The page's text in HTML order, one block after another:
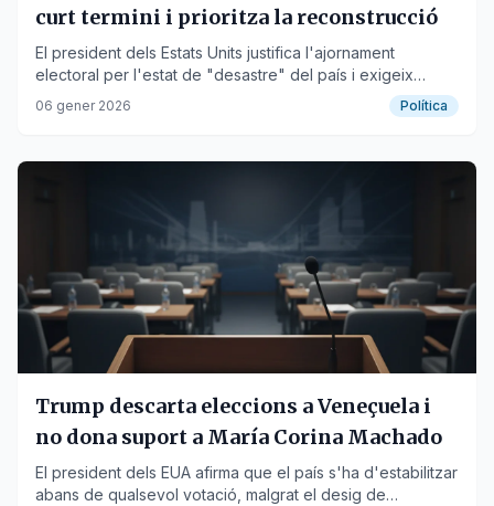
curt termini i prioritza la reconstrucció
El president dels Estats Units justifica l'ajornament
electoral per l'estat de "desastre" del país i exigeix
accés total al petroli.
06 gener 2026 Política
Trump descarta eleccions a Veneçuela i
no dona suport a María Corina Machado
El president dels EUA afirma que el país s'ha d'estabilitzar
abans de qualsevol votació, malgrat el desig de